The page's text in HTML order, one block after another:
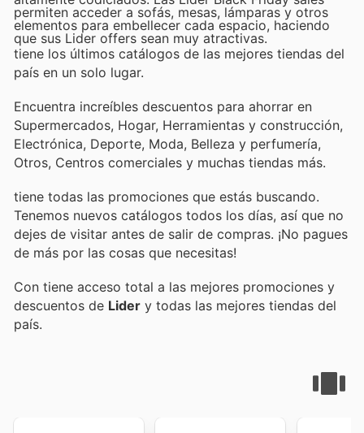
permiten acceder a sofás, mesas, lámparas y otros
elementos para embellecer cada espacio, haciendo
que sus Lider offers sean muy atractivas.
tiene los últimos catálogos de las mejores tiendas del
país en un solo lugar.
Encuentra increíbles descuentos para ahorrar en
Supermercados, Hogar, Herramientas y construcción,
Electrónica, Deporte, Moda, Belleza y perfumería,
Otros, Centros comerciales y muchas tiendas más.
tiene todas las promociones que estás buscando.
Tenemos nuevos catálogos todos los días, así que no
dejes de visitar antes de salir de compras. ¡No pagues
de más por las cosas que necesitas!
Con tiene acceso total a las mejores promociones y
descuentos de Lider y todas las mejores tiendas del
país.